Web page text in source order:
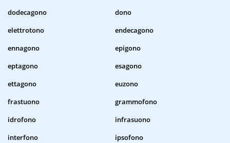
dodecagono
dono
elettrotono
endecagono
ennagono
epigono
eptagono
esagono
ettagono
euzono
frastuono
grammofono
idrofono
infrasuono
interfono
ipsofono